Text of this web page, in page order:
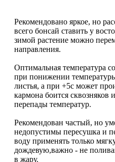
Рекомендовано яркое, но
всего бонсай ставить у
зимой растение можно
направления.
Оптимальная температура
при понижении
листья, а при +5c может
кармона боится сквозняков
перепады температур.
Рекомендован частый, но
недопустимы пересушка и
воду применять только
дождевую,важно - не
в жару.